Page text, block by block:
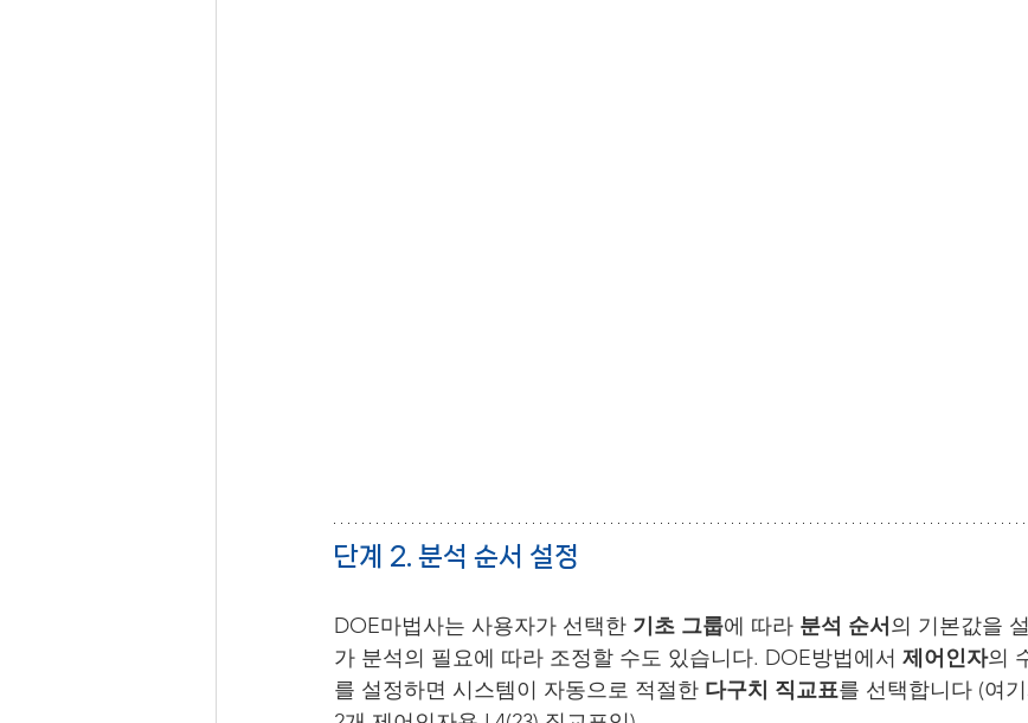
단계 2. 분석 순서 설정
DOE마법사는 사용자가 선택한 기초 그룹에 따라 분석 순서 의 기본값을
가 분석의 필요에 따라 조정할 수도 있습니다. DOE방법에서 제어인자의
를 설정하면 시스템이 자동으로 적절한 다구치 직교표를 선택합니다 (여